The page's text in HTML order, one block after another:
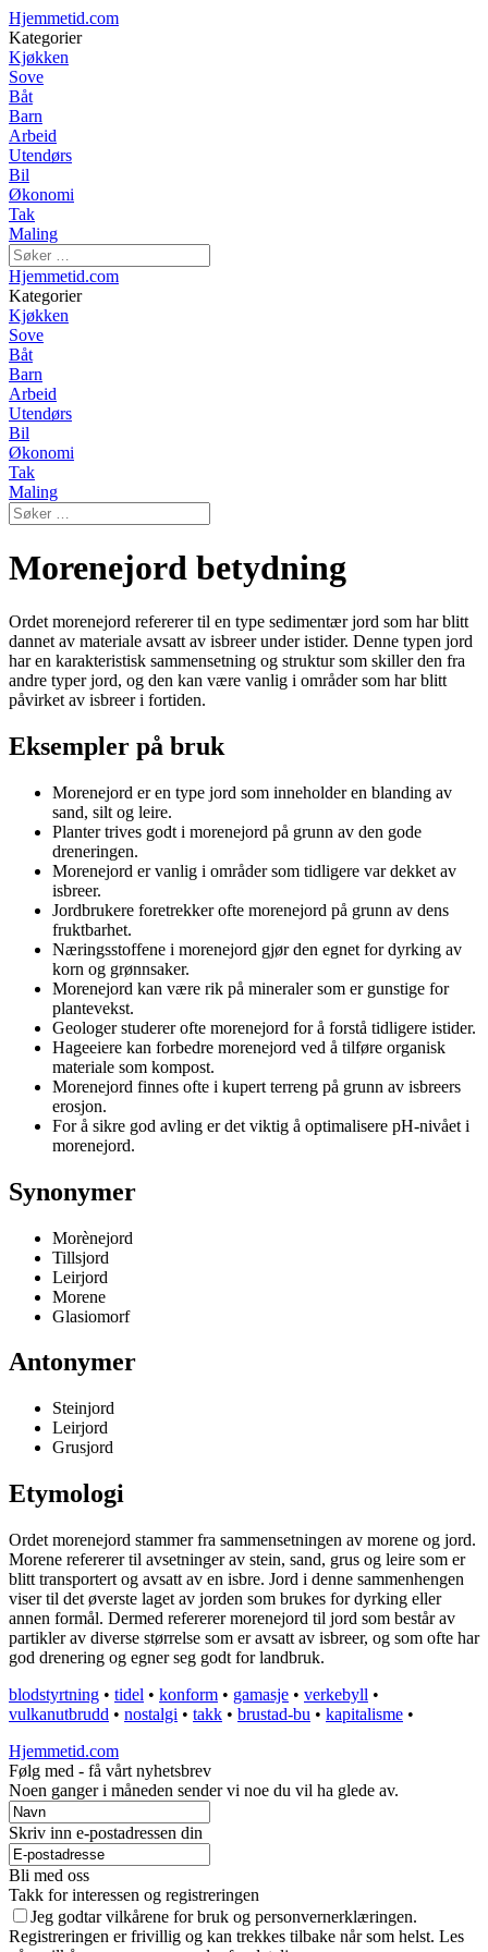
Hjemmetid.com
Kategorier
Kjøkken
Sove
Båt
Barn
Arbeid
Utendørs
Bil
Økonomi
Tak
Maling
Hjemmetid.com
Kategorier
Kjøkken
Sove
Båt
Barn
Arbeid
Utendørs
Bil
Økonomi
Tak
Maling
Morenejord betydning
Ordet morenejord refererer til en type sedimentær jord som har blitt
dannet av materiale avsatt av isbreer under istider. Denne typen jord
har en karakteristisk sammensetning og struktur som skiller den fra
andre typer jord, og den kan være vanlig i områder som har blitt
påvirket av isbreer i fortiden.
Eksempler på bruk
Morenejord er en type jord som inneholder en blanding av
sand, silt og leire.
Planter trives godt i morenejord på grunn av den gode
dreneringen.
Morenejord er vanlig i områder som tidligere var dekket av
isbreer.
Jordbrukere foretrekker ofte morenejord på grunn av dens
fruktbarhet.
Næringsstoffene i morenejord gjør den egnet for dyrking av
korn og grønnsaker.
Morenejord kan være rik på mineraler som er gunstige for
plantevekst.
Geologer studerer ofte morenejord for å forstå tidligere istider.
Hageeiere kan forbedre morenejord ved å tilføre organisk
materiale som kompost.
Morenejord finnes ofte i kupert terreng på grunn av isbreers
erosjon.
For å sikre god avling er det viktig å optimalisere pH-nivået i
morenejord.
Synonymer
Morènejord
Tillsjord
Leirjord
Morene
Glasiomorf
Antonymer
Steinjord
Leirjord
Grusjord
Etymologi
Ordet morenejord stammer fra sammensetningen av morene og jord.
Morene refererer til avsetninger av stein, sand, grus og leire som er
blitt transportert og avsatt av en isbre. Jord i denne sammenhengen
viser til det øverste laget av jorden som brukes for dyrking eller
annen formål. Dermed refererer morenejord til jord som består av
partikler av diverse størrelse som er avsatt av isbreer, og som ofte har
god drenering og egner seg godt for landbruk.
blodstyrtning • tidel • konform • gamasje • verkebyll •
vulkanutbrudd • nostalgi • takk • brustad-bu • kapitalisme •
Hjemmetid.com
Følg med - få vårt nyhetsbrev
Noen ganger i måneden sender vi noe du vil ha glede av.
Skriv inn e-postadressen din
Bli med oss
Takk for interessen og registreringen
Jeg godtar vilkårene for bruk og personvernerklæringen.
Registreringen er frivillig og kan trekkes tilbake når som helst. Les